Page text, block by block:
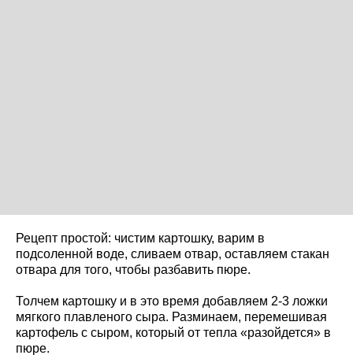
Рецепт простой: чистим картошку, варим в
подсоленной воде, сливаем отвар, оставляем стакан
отвара для того, чтобы разбавить пюре.
Толчем картошку и в это время добавляем 2-3 ложки
мягкого плавленого сыра. Разминаем, перемешивая
картофель с сыром, который от тепла «разойдется» в
пюре.